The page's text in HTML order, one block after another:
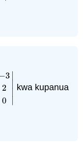
3
2
0
∣
2 −40|
kwa kupanua